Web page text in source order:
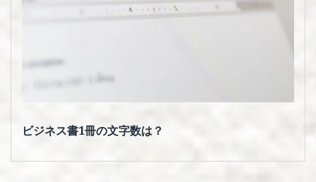
ビジネス書1冊の文字数は？